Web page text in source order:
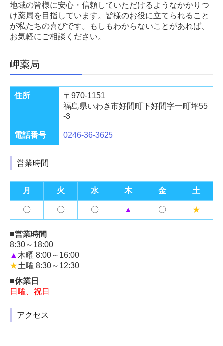
地域の皆様に安心・信頼していただけるようなかかりつ
け薬局を目指しています。皆様のお役に立てられること
が私たちの喜びです。もしもわからないことがあれば、
お気軽にご相談ください。
岬薬局
住所
〒970-1151
福島県いわき市好間町下好間字一町坪55
-3
電話番号 0246-36-3625
営業時間
月 火 水 木 金 土
〇 〇 〇 ▲ 〇 ★
■営業時間
8:30～18:00
▲ 木曜 8:00～16:00
★土曜 8:30～12:30
■休業日
日曜、祝日
アクセス